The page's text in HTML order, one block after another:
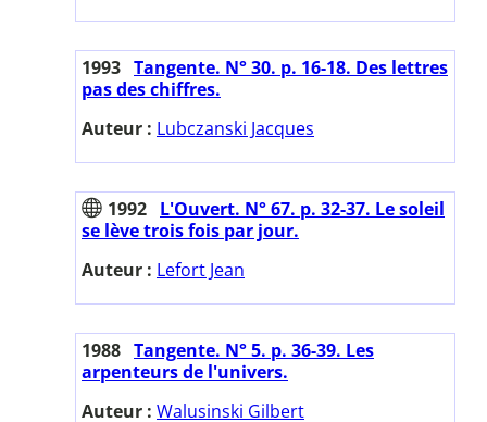
1993 Tangente. N° 30. p. 16-18. Des lettres
pas des chiffres.
Auteur : Lubczanski Jacques
1992 L'Ouvert. N° 67. p. 32-37. Le soleil
se lève trois fois par jour.
Auteur : Lefort Jean
1988 Tangente. N° 5. p. 36-39. Les
arpenteurs de l'univers.
Auteur : Walusinski Gilbert